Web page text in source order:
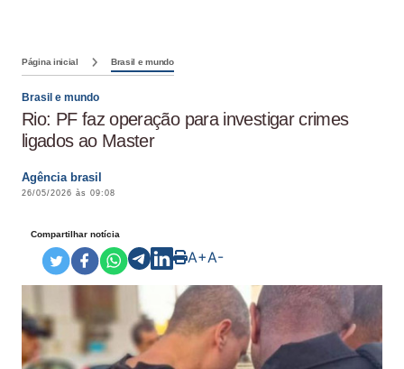
Página inicial Brasil e mundo
Brasil e mundo
Rio: PF faz operação para investigar crimes
ligados ao Master
Agência brasil
26/05/2026 às 09:08
Compartilhar notícia
A+A-